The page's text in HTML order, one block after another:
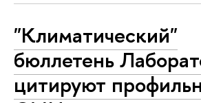
"Климатический"
бюллетень
цитируют